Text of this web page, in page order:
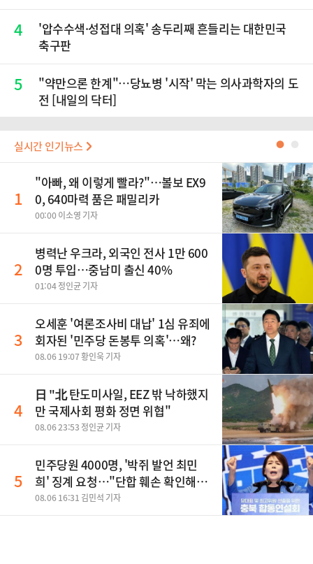
4
'압수수색·성접대 의혹' 송두리째 흔들리는 대한민국
축구판
5
"약만으론 한계"…당뇨병 '시작' 막는 의사과학자의 도
전 [내일의 닥터]
실시간 인기뉴스 ●
1
"아빠, 왜 이렇게 빨라?"…볼보 EX9
0, 640마력 품은 패밀리카
00:00 이소영 기자
2
병력난 우크라, 외국인 전사 1만 600
0명 투입…중남미 출신 40%
01:04 정인균 기자
3
오세훈 '여론조사비 대납' 1심 유죄에
회자된 '민주당 돈봉투 의혹'…왜?
08.06 19:07 황인욱 기자
4
日 "北 탄도미사일, EEZ 밖 낙하했지
만 국제사회 평화 정면 위협"
08.06 23:53 정인균 기자
5
민주당원 4000명, '박쥐 발언 최민
희' 징계 요청…"단합 훼손 확인해
야"
08.06 16:31 김민석 기자